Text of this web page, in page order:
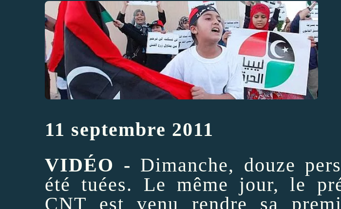
11 septembre 2011
VIDÉO - Dimanche, douze
été tuées. Le même jour, le
CNT est venu rendre sa